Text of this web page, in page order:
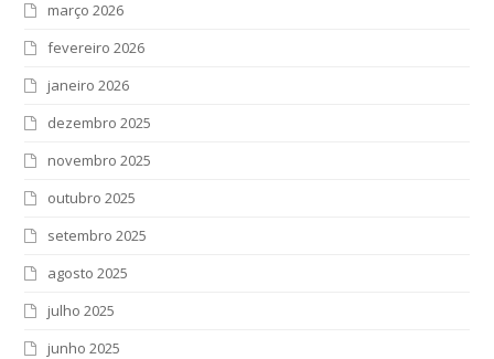
março 2026
fevereiro 2026
janeiro 2026
dezembro 2025
novembro 2025
outubro 2025
setembro 2025
agosto 2025
julho 2025
junho 2025